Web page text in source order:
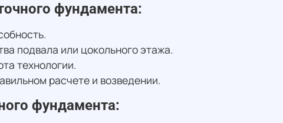
фундамента:
подвала или цокольного этажа.
технологии.
расчете и возведении.
фундамента: